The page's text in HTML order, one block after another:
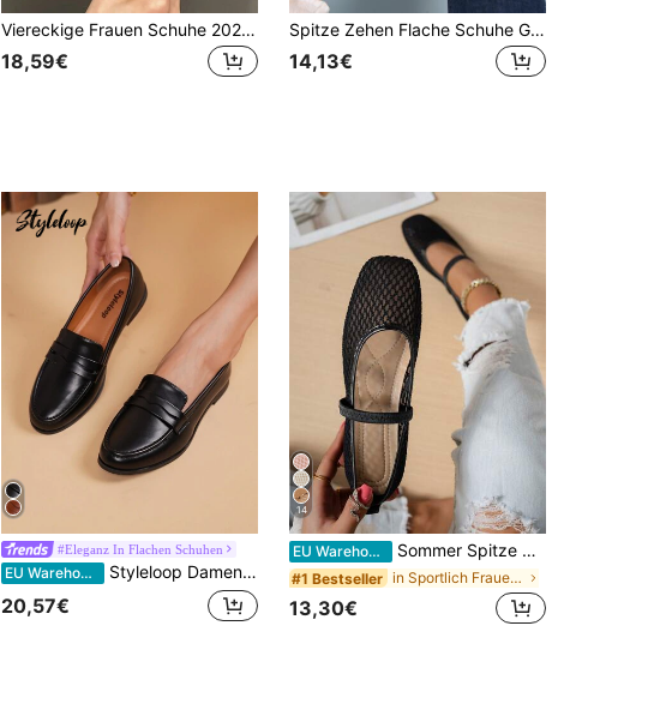
Viereckige Frauen Schuhe 2023 Frühling/Herbst Neue Ankunft Französische Mary Jane Flache Schuhe mit rutschfester weicher Sohle Abendschuhe
18,59€
Spitze Zehen Flache Schuhe Große Größen 35-45 Frühling/Herbst Mode Spitze Zehen Flache Schuhe Alltagskleidung Passend zu Röcken Niedriger Slip-On Damen Flache Schuhe Elegante Damenschuhe Bequeme Damenschuhe Spitze Zehen Flache Schuhe Flache Vier-Jahreszeiten Flache Schuhe Ballettschuhe Flache Schuhe Damen Weiche Sohle Slip-On Minimalistisch Alltagskleidung Flache Schuhe Ramadan Eid Al-Adha
14,13€
#Eleganz In Flachen Schuhen
EU Warehouse Styleloop Damen Flache Schuhe, Boho-Stil Western Musik Festival Party Outfit
20,57€
14
EU Warehouse Sommer Spitze Mesh Ausschnitt Flache Schuhe, Damen atmungsaktive elastische Band Ballettschuhe, lässig bequeme Slip-On Loafer für den täglichen Weg zur Arbeit, vielseitig
#1 Bestseller in Sportlich Frauen Wohnungen
13,30€